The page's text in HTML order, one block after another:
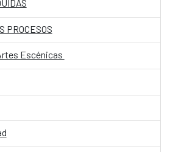
PROCESOS
Escénicas